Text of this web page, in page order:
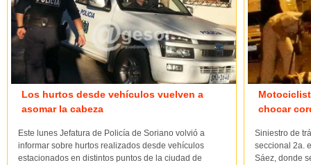
Los hurtos desde vehículos vuelven a
asomar la cabeza
Este lunes Jefatura de Policía de Soriano volvió a
informar sobre hurtos realizados desde vehículos
estacionados en distintos puntos de la ciudad de
chocar
Siniestro de
seccional 2a.
Sáez, donde